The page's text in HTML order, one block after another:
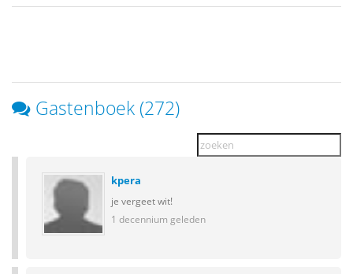
Gastenboek (272)
kpera
je vergeet wit!
1 decennium geleden